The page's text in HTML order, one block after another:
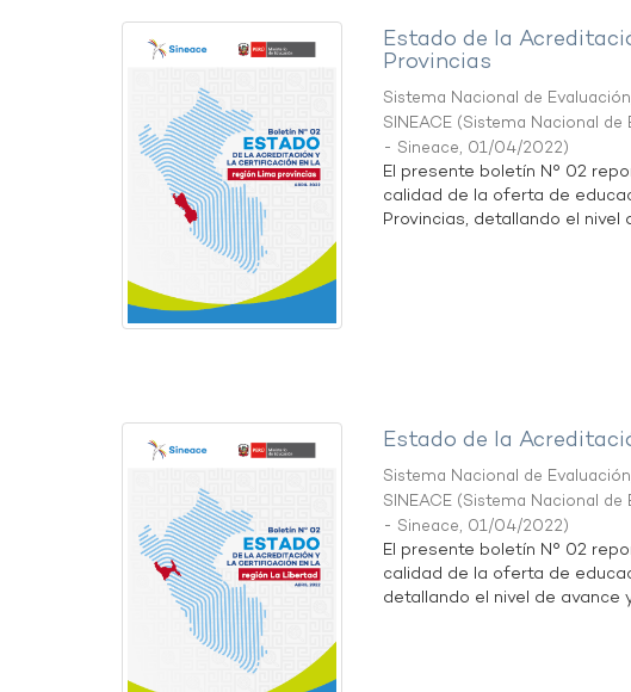
Estado de la
Provincias
Sistema Nacional de
SINEACE (Sistema Nacional
- Sineace, 01/04/2022)
El presente boletín N° 02
calidad de la oferta de
Provincias, detallando el nivel
Estado de la
Sistema Nacional de
SINEACE (Sistema Nacional
- Sineace, 01/04/2022)
El presente boletín N° 02
calidad de la oferta de
detallando el nivel de avance